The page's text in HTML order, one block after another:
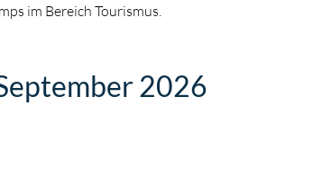
im Bereich Tourismus.
2026